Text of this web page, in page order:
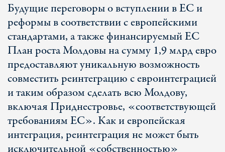
Будущие переговоры о вступлении в ЕС и
реформы в соответствии с европейскими
стандартами, а также финансируемый ЕС
План роста Молдовы на сумму 1,9 млрд евро
предоставляют уникальную возможность
совместить реинтеграцию с евроинтеграцией
и таким образом сделать всю Молдову,
включая Приднестровье, «соответствующей
требованиям ЕС». Как и европейская
интеграция, реинтеграция не может быть